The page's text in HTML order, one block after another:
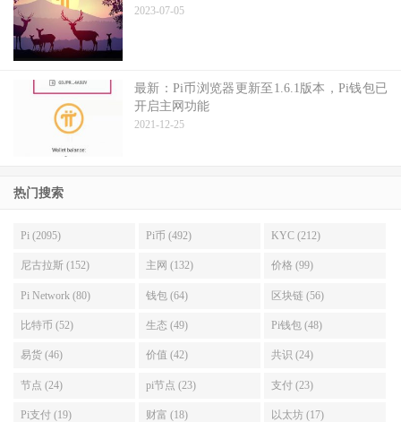
2023-07-05
最新：Pi币浏览器更新至1.6.1版本，Pi钱包已
开启主网功能
2021-12-25
热门搜索
Pi (2095) Pi币 (492) KYC (212)
尼古拉斯 (152) 主网 (132) 价格 (99)
Pi Network (80) 钱包 (64) 区块链 (56)
比特币 (52) 生态 (49) Pi钱包 (48)
易货 (46) 价值 (42) 共识 (24)
节点 (24) pi节点 (23) 支付 (23)
Pi支付 (19) 财富 (18) 以太坊 (17)